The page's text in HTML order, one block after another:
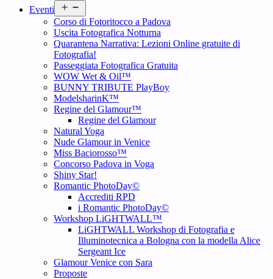
Eventi
menu
Corso di Fotoritocco a Padova
Uscita Fotografica Notturna
Quarantena Narrativa: Lezioni Online gratuite di
Fotografia!
Passeggiata Fotografica Gratuita
WOW Wet & Oil™
BUNNY TRIBUTE PlayBoy
ModelsharinK™
Regine del Glamour™
Regine del Glamour
Natural Yoga
Nude Glamour in Venice
Miss Baciorosso™
Concorso Padova in Voga
Shiny Star!
Romantic PhotoDay©
Accrediti RPD
i Romantic PhotoDay©
Workshop LiGHTWALL™
LiGHTWALL Workshop di Fotografia e
Illuminotecnica a Bologna con la modella Alice
Sergeant Ice
Glamour Venice con Sara
Proposte